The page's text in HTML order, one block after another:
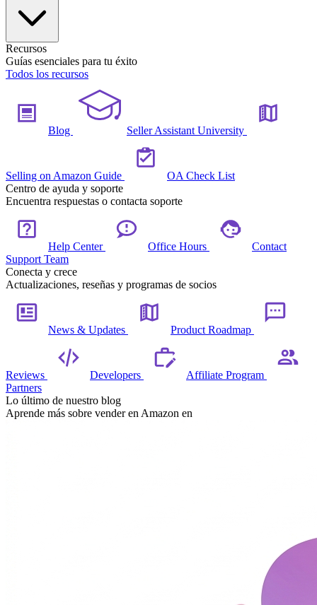
Recursos
Guías esenciales para tu éxito
Todos los recursos
Blog Seller Assistant University
Selling on Amazon Guide
OA Check List
Centro de ayuda y soporte
Encuentra respuestas o contacta soporte
Help Center Office Hours
Contact
Support Team
Conecta y crece
Actualizaciones, reseñas y programas de socios
News & Updates Product Roadmap
Reviews Developers
Affiliate Program
Partners
Lo último de nuestro blog
Aprende más sobre vender en Amazon en